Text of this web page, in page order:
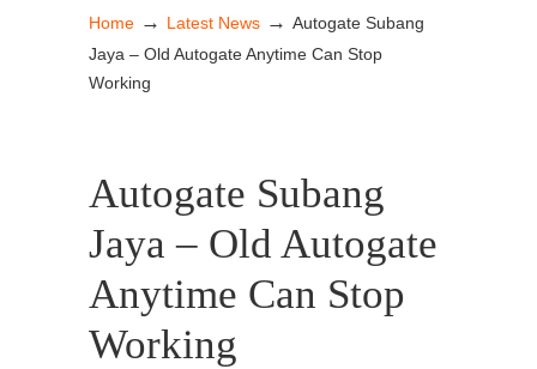
Home → Latest News → Autogate Subang
Jaya – Old Autogate Anytime Can Stop
Working
Autogate Subang
Jaya – Old Autogate
Anytime Can Stop
Working